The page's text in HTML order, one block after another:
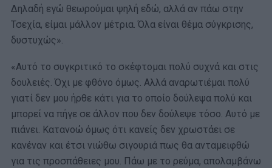
Δηλαδή εγώ θεωρούμαι ψηλή εδώ, αλλά αν πάω στην
Τσεχία, είμαι μάλλον μέτρια. Όλα είναι θέμα σύγκρισης,
δυστυχώς».
«Αυτό το συγκριτικό το σκέφτομαι πολύ συχνά και στις
δουλειές. Όχι με φθόνο όμως. Αλλά αναρωτιέμαι πολύ
γιατί δεν μου ήρθε κάτι για το οποίο δούλεψα πολύ και
μπορεί να πήγε σε άλλον που δεν δούλεψε τόσο. Αυτό με
πιάνει. Κατανοώ όμως ότι κανείς δεν χρωστάει σε
κανέναν και έτσι νιώθω σιγουριά πως θα ανταμειφθώ
για τις προσπάθειες μου. Πάω με το ρεύμα, απολαμβάνω